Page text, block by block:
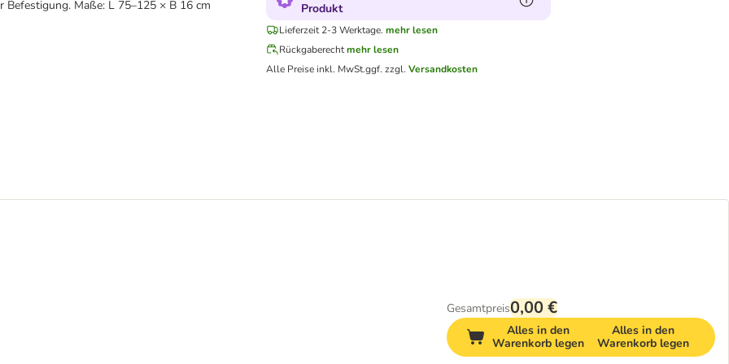
Befestigung. Maße: L 75–125 × B 16 cm Produkt
Lieferzeit 2-3 Werktage. mehr lesen
Rückgaberechtmehr lesen
Alle Preise inkl. MwSt.ggf. zzgl.Versandkosten
Gesamtpreis0,00 €
Alles in den
Warenkorb legen
Alles in den
Warenkorb legen